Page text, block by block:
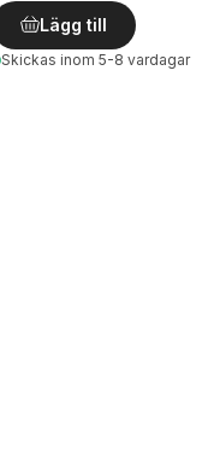
Lägg till
Skickas inom 5-8 vardagar